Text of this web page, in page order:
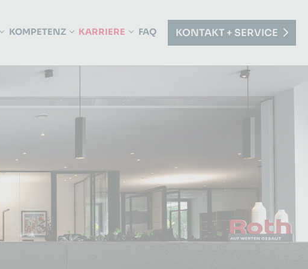
SUBMENU FOR "UNTERNEHMEN"
KOMPETENZ SUBMENU FOR "KOMPETENZ"
KARRIERE (CURRENT)
SUBMENU FOR "KARRIERE"
FAQ KONTAKT + SERVICE